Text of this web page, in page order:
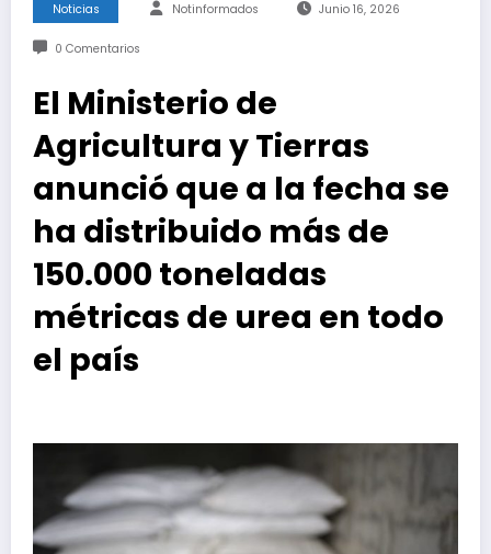
Noticias Notinformados Junio 16, 2026
0 Comentarios
El Ministerio de
Agricultura y Tierras
anunció que a la fecha se
ha distribuido más de
150.000 toneladas
métricas de urea en todo
el país